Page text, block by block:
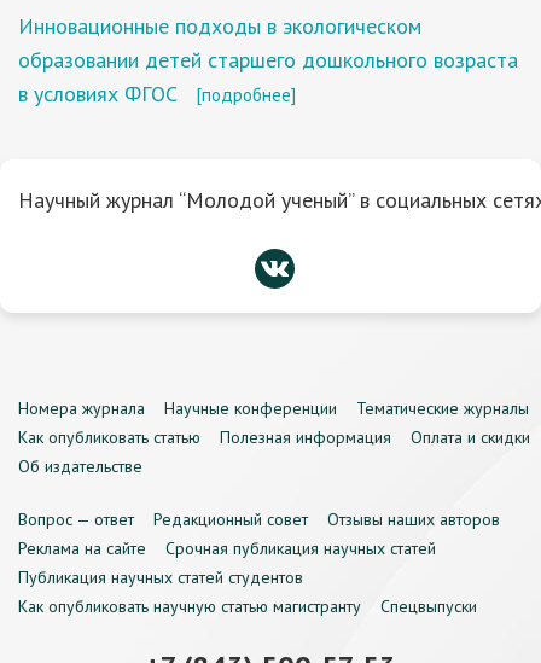
Инновационные подходы в экологическом
образовании детей старшего дошкольного возраста
в условиях ФГОС
[подробнее]
Научный журнал “Молодой ученый” в социальных
Номера журнала Научные конференции
Тематические журналы
Как опубликовать статью
Полезная информация
Оплата и скидки
Об издательстве
Вопрос — ответ Редакционный совет
Отзывы наших авторов
Реклама на сайте
Срочная публикация научных статей
Публикация научных статей студентов
Как опубликовать научную статью магистранту
Спецвыпуски